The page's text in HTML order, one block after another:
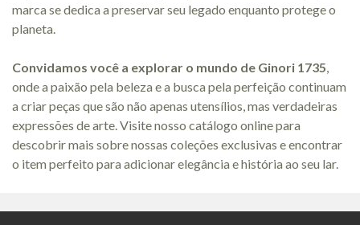
marca se dedica a preservar seu legado enquanto protege o
planeta.
Convidamos você a explorar o mundo de Ginori 1735,
onde a paixão pela beleza e a busca pela perfeição continuam
a criar peças que são não apenas utensílios, mas verdadeiras
expressões de arte. Visite nosso catálogo online para
descobrir mais sobre nossas coleções exclusivas e encontrar
o item perfeito para adicionar elegância e história ao seu lar.